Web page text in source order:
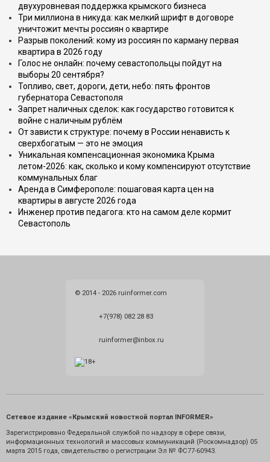
двухуровневая поддержка крымского бизнеса
Три миллиона в никуда: как мелкий шрифт в договоре
уничтожит мечты россиян о квартире
Разрыв поколений: кому из россиян по карману первая
квартира в 2026 году
Голос не онлайн: почему севастопольцы пойдут на
выборы 20 сентября?
Топливо, свет, дороги, дети, небо: пять фронтов
губернатора Севастополя
Запрет наличных сделок: как государство готовится к
войне с наличным рублём
От зависти к структуре: почему в России ненависть к
сверхбогатым — это не эмоция
Уникальная компенсационная экономика Крыма
летом-2026: как, сколько и кому компенсируют отсутствие
коммунальных благ
Аренда в Симферополе: пошаговая карта цен на
квартиры в августе 2026 года
Инженер против педагога: кто на самом деле кормит
Севастополь
© 2014 - 2026 ruinformer.com
+7(978) 082 28 83
ruinformer@inbox.ru
Сетевое издание «Крымский новостной портал INFORMER»
Зарегистрировано Федеральной службой по надзору в сфере связи,
информационных технологий и массовых коммуникаций (Роскомнадзор) 05
марта 2015 года, свидетельство о регистрации Эл № ФС77-60943.